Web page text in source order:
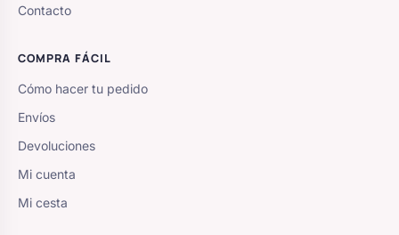
Contacto
COMPRA FÁCIL
Cómo hacer tu pedido
Envíos
Devoluciones
Mi cuenta
Mi cesta